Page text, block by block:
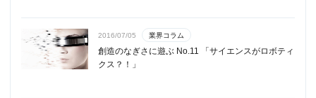
2016/07/05 業界コラム
創造のなぎさに遊ぶ No.11 「サイエンスがロボティ
クス？！」